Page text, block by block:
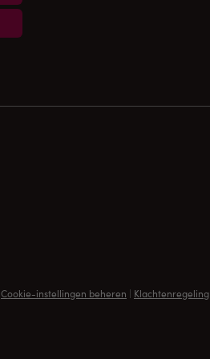
Cookie-instellingen beheren | Klachtenregeling